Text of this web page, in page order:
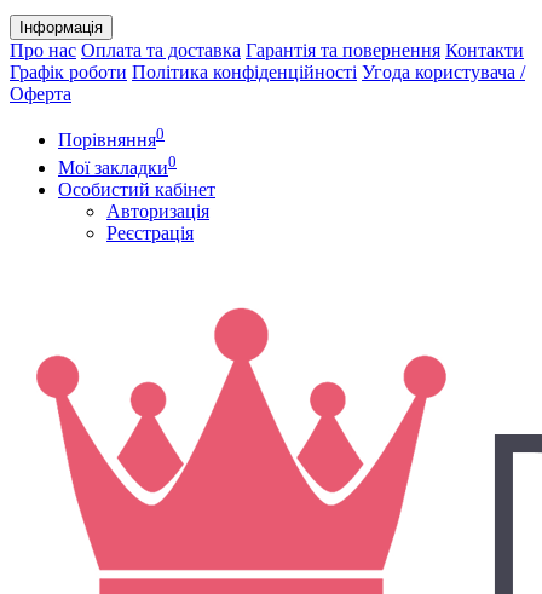
Інформація
Про нас Оплата та доставка Гарантія та повернення Контакти
Графік роботи Політика конфіденційності Угода користувача /
Оферта
Порівняння0
Мої закладки0
Особистий кабінет
Авторизація
Реєстрація